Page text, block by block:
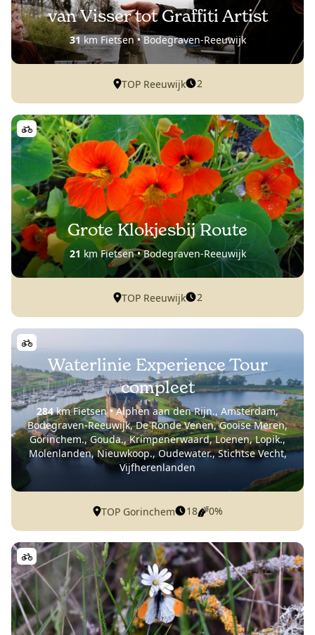
van Visser tot Graffiti Artist
31 km Fietsen • Bodegraven-Reeuwijk
TOP Reeuwijk 2
Grote Klokjesbij Route
21 km Fietsen • Bodegraven-Reeuwijk
TOP Reeuwijk 2
Waterlinie Experience Tour
compleet
284km Fietsen • Alphen aan den Rijn., Amsterdam,
Bodegraven-Reeuwijk, De Ronde Venen, Gooise Meren,
Gorinchem., Gouda., Krimpenerwaard, Loenen, Lopik.,
Molenlanden, Nieuwkoop., Oudewater., Stichtse Vecht,
Vijfherenlanden
TOP Gorinchem 18 0%